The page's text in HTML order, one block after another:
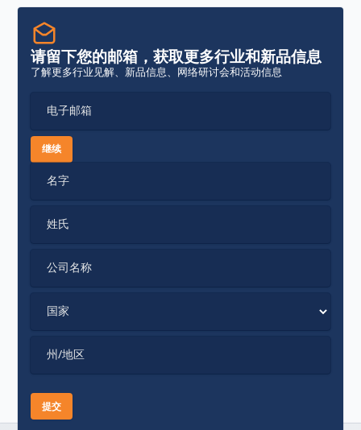
请留下您的邮箱，获取更多行业和新品信息
了解更多行业见解、新品信息、网络研讨会和活动信息
电子邮箱
继续
名字
姓氏
公司名称
国家
州/地区